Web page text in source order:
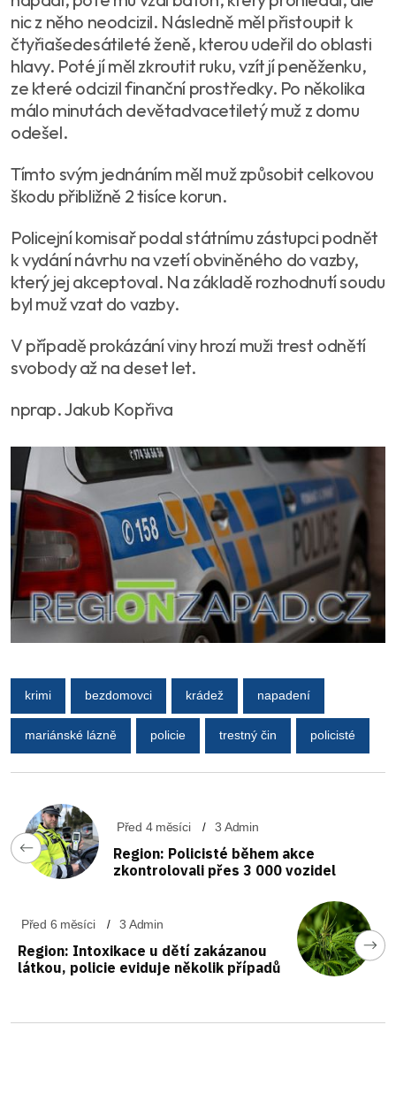
nic z něho neodcizil. Následně měl přistoupit k
čtyřiašedesátileté ženě, kterou udeřil do oblasti
hlavy. Poté jí měl zkroutit ruku, vzít jí peněženku,
ze které odcizil finanční prostředky. Po několika
málo minutách devětadvacetiletý muž z domu
odešel.
Tímto svým jednáním měl muž způsobit celkovou
škodu přibližně 2 tisíce korun.
Policejní komisař podal státnímu zástupci podnět
k vydání návrhu na vzetí obviněného do vazby,
který jej akceptoval. Na základě rozhodnutí soudu
byl muž vzat do vazby.
V případě prokázání viny hrozí muži trest odnětí
svobody až na deset let.
nprap. Jakub Kopřiva
krimi bezdomovci krádež napadení
mariánské lázně policie trestný čin policisté
Před 4 měsíci 3 Admin
Region: Policisté během akce
zkontrolovali přes 3 000 vozidel
Před 6 měsíci 3 Admin
Region: Intoxikace u dětí zakázanou
látkou, policie eviduje několik případů